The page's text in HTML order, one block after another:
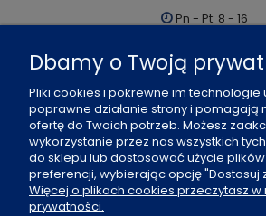
Pn - Pt: 8 - 16
91 484 07 06
biuro@office-
Fax: 91 484 49 27
O nas
Dbamy o Twoją
Pliki cookies i pokrewne im technologie
poprawne działanie strony i pomagają
ofertę do Twoich potrzeb. Możesz
wykorzystanie przez nas wszystkich
do sklepu lub dostosować użycie
preferencji, wybierając opcję "Dostosuj
Więcej o plikach cookies przeczytasz w
prywatności.